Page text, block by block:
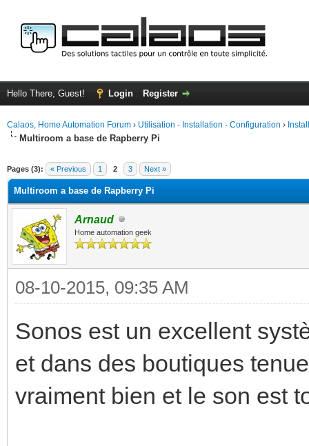
Hello There, Guest! Login Register
Calaos, Home Automation Forum › Utilisation - Installation - Configuration ›
Multiroom a base de Rapberry Pi
Pages (3): « Previous 1 2 3 Next »
Multiroom a base de Rapberry Pi
Arnaud
Home automation geek
08-10-2015, 09:35 AM
Sonos est un excellent
et dans des boutiques
vraiment bien et le son est